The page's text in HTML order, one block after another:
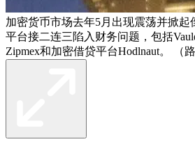
加密货币市场去年5月出现震荡并掀起
平台接二连三陷入财务问题，包括
Zipmex和加密借贷平台Hodlnaut。 （